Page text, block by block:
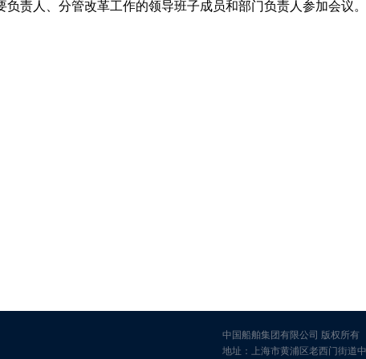
责人、分管改革工作的领导班子成员和部门负责人参加会议。
中国船舶集团有限公司 版权所有
地址：上海市黄浦区老西门街